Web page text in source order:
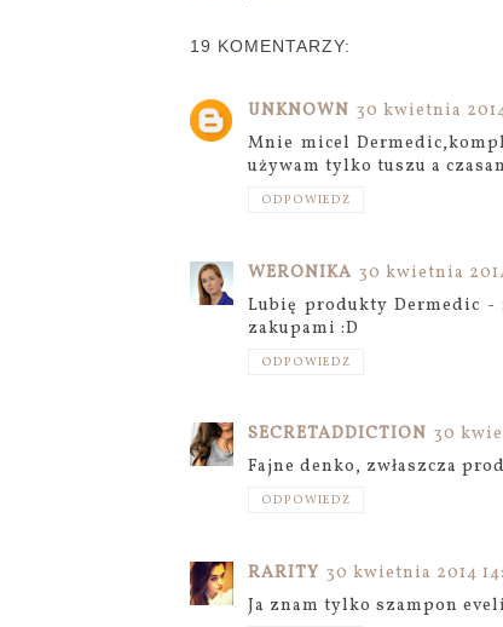
19 KOMENTARZY:
UNKNOWN 30 kwietnia
Mnie micel
używam tylko tuszu a
ODPOWIEDZ
WERONIKA 30 kwietnia
Lubię produkty Dermedic -
zakupami :D
ODPOWIEDZ
SECRETADDICTION 30
Fajne denko, zwłaszcza
ODPOWIEDZ
RARITY 30 kwietnia 2014
Ja znam tylko szampon